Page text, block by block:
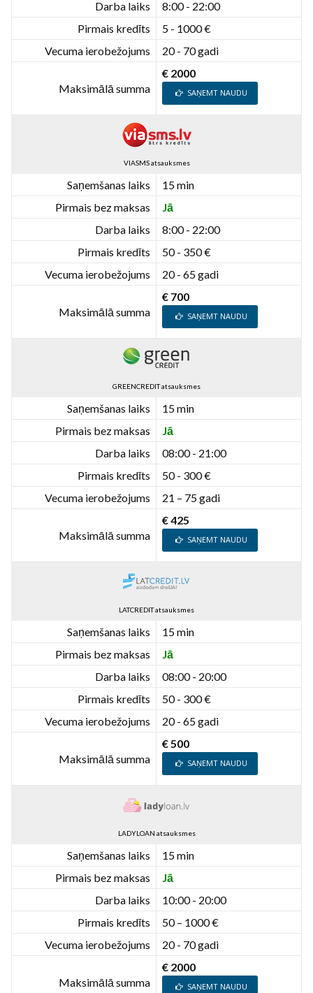
Darba laiks
8:00 - 22:00
Pirmais kredīts
5 - 1000 €
Vecuma ierobežojums
20 - 70 gadi
Maksimālā summa
€ 2000
SAŅEMT NAUDU
VIASMS atsauksmes
Saņemšanas laiks
15 min
Pirmais bez maksas
Jā
Darba laiks
8:00 - 22:00
Pirmais kredīts
50 - 350 €
Vecuma ierobežojums
20 - 65 gadi
Maksimālā summa
€ 700
SAŅEMT NAUDU
GREENCREDIT atsauksmes
Saņemšanas laiks
15 min
Pirmais bez maksas
Jā
Darba laiks
08:00 - 21:00
Pirmais kredīts
50 - 300 €
Vecuma ierobežojums
21 – 75 gadi
Maksimālā summa
€ 425
SAŅEMT NAUDU
LATCREDIT atsauksmes
Saņemšanas laiks
15 min
Pirmais bez maksas
Jā
Darba laiks
08:00 - 20:00
Pirmais kredīts
50 - 300 €
Vecuma ierobežojums
20 - 65 gadi
Maksimālā summa
€ 500
SAŅEMT NAUDU
LADYLOAN atsauksmes
Saņemšanas laiks
15 min
Pirmais bez maksas
Jā
Darba laiks
10:00 - 20:00
Pirmais kredīts
50 – 1000 €
Vecuma ierobežojums
20 - 70 gadi
Maksimālā summa
€ 2000
SAŅEMT NAUDU